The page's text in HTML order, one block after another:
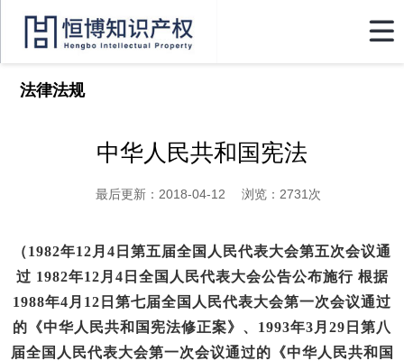

法律法规
中华人民共和国宪法
最后更新：2018-04-12 浏览：2731次
（1982年12月4日第五届全国人民代表大会第五次会议通
过 1982年12月4日全国人民代表大会公告公布施行 根据
1988年4月12日第七届全国人民代表大会第一次会议通过
的《中华人民共和国宪法修正案》、1993年3月29日第八
届全国人民代表大会第一次会议通过的《中华人民共和国